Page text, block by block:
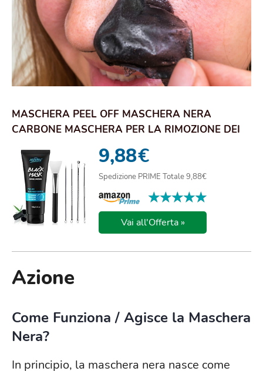
MASCHERA PEEL OFF MASCHERA NERA
CARBONE MASCHERA PER LA RIMOZIONE DEI
9,88€
Spedizione PRIME Totale 9,88€
★★★★★
★★★★★
Vai all'Offerta »
Azione
Come Funziona / Agisce la Maschera
Nera?
In principio, la maschera nera nasce come